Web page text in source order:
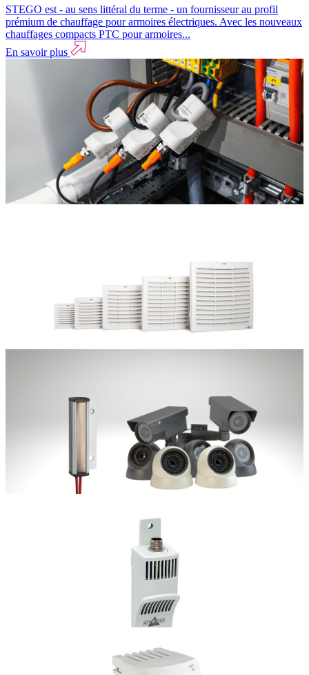
STEGO est - au sens littéral du terme - un fournisseur au profil
prémium de chauffage pour armoires électriques. Avec les nouveaux
chauffages compacts PTC pour armoires...
En savoir plus
Surveillance des pics de charge avec des capteurs de courant
À mesure que les industries adoptent la numérisation, des moyens
nouveaux et innovants de réduire les coûts apparaissent, et l'une des
Enceintes de refroidissement avec un grand plus dans la
Découvrez la série Filter Fan Plus - nos solutions de refroidissement
innovantes pour vos armoires de commande. On dit que toute
Enceinte Chauffage pour les petits espaces d'installation - RC
Elles existent : les applications techniques qui nécessitent des
solutions de gestion thermique spéciales telles que la RC 016 de